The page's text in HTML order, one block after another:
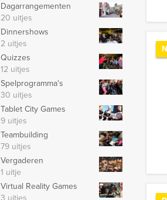
Dagarrangementen
20 uitjes
Dinnershows
2 uitjes
Quizzes
12 uitjes
Spelprogramma's
30 uitjes
Tablet City Games
9 uitjes
Teambuilding
79 uitjes
Vergaderen
1 uitje
Virtual Reality Games